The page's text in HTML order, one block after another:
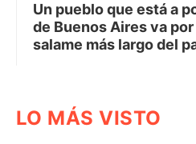
Un pueblo que está a
de Buenos Aires va
salame más largo del
LO MÁS VISTO